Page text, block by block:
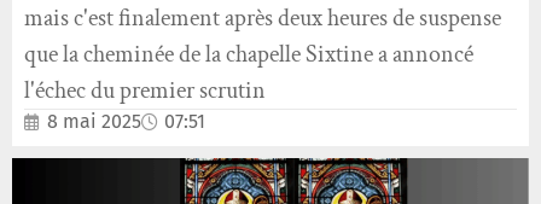
mais c'est finalement après deux heures de suspense
que la cheminée de la chapelle Sixtine a annoncé
l'échec du premier scrutin
8 mai 2025 07:51